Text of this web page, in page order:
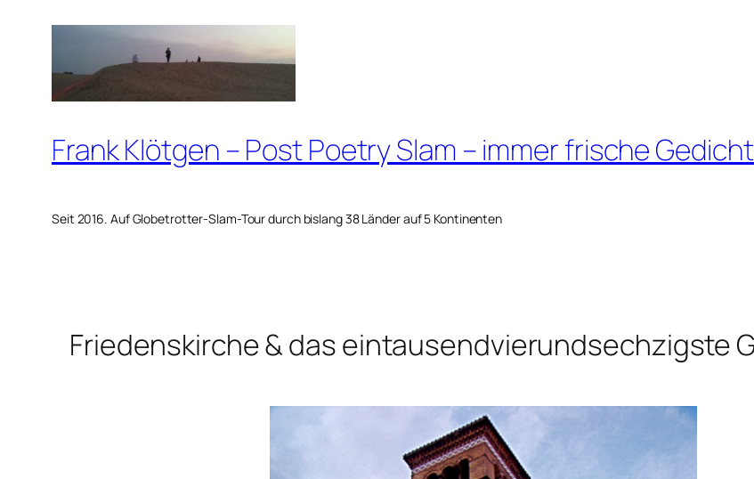
springen
Frank Klötgen – Post Poetry Slam – immer frische
Seit 2016. Auf Globetrotter-Slam-Tour durch bislang 38 Länder auf 5 Kontinenten
Friedenskirche & das eintausendvierundsechzigste